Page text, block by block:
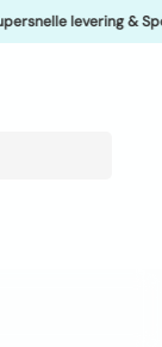
levering &